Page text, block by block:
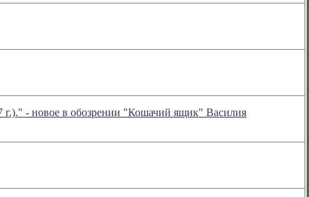
г.)." - новое в обозрении "Кошачий ящик" Василия